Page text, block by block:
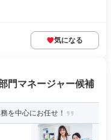
気になる
門マネージャー候補
を中心にお任せ！